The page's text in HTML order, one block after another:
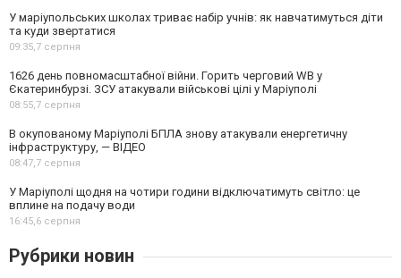
У маріупольських школах триває набір учнів: як навчатимуться діти
та куди звертатися
09:35,7 серпня
1626 день повномасштабної війни. Горить черговий WB у
Єкатеринбурзі. ЗСУ атакували військові цілі у Маріуполі
08:55,7 серпня
В окупованому Маріуполі БПЛА знову атакували енергетичну
інфраструктуру, — ВІДЕО
08:47,7 серпня
У Маріуполі щодня на чотири години відключатимуть світло: це
вплине на подачу води
16:45,6 серпня
Рубрики новин